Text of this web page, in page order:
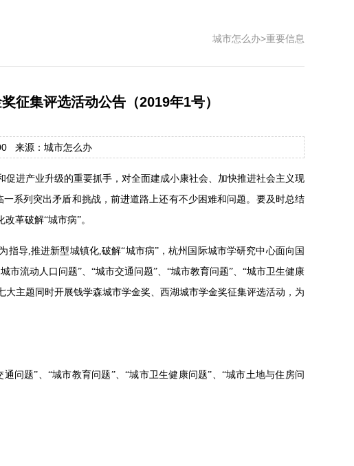
城市怎么办>重要信息
征集评选活动公告（2019年1号）
来源：城市怎么办
进产业升级的重要抓手，对全面建成小康社会、加快推进社会主义现
系列突出矛盾和挑战，前进道路上还有不少困难和问题。要及时总结
革破解“城市病”。
导,推进新型城镇化,破解“城市病”，杭州国际城市学研究中心面向国
流动人口问题”、“城市交通问题”、“城市教育问题”、“城市卫生健康
大主题同时开展钱学森城市学金奖、西湖城市学金奖征集评选活动，为
问题”、“城市教育问题”、“城市卫生健康问题”、“城市土地与住房问